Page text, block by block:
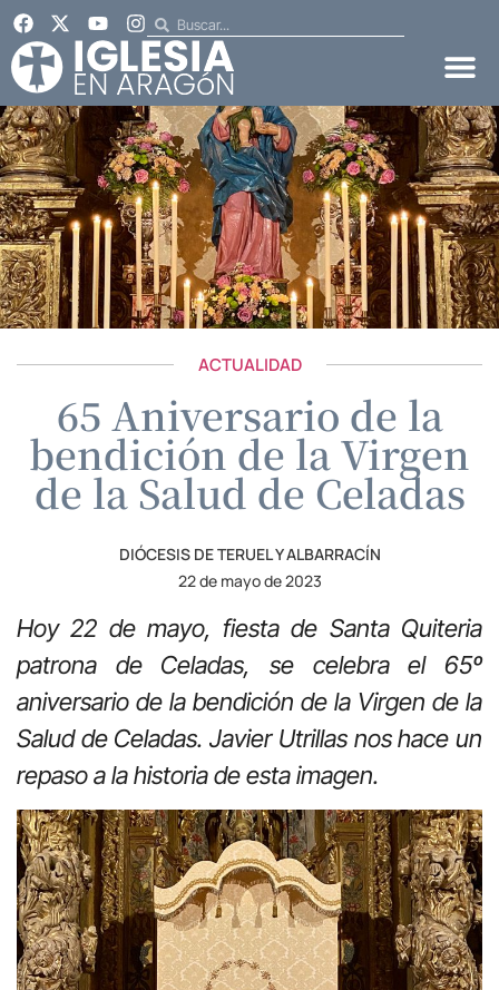
ACTUALIDAD
65 Aniversario de la
bendición de la Virgen
de la Salud de Celadas
DIÓCESIS DE TERUEL Y ALBARRACÍN
22 de mayo de 2023
Hoy 22 de mayo, fiesta de Santa Quiteria
patrona de Celadas, se celebra el 65º
aniversario de la bendición de la Virgen de la
Salud de Celadas. Javier Utrillas nos hace un
repaso a la historia de esta imagen.